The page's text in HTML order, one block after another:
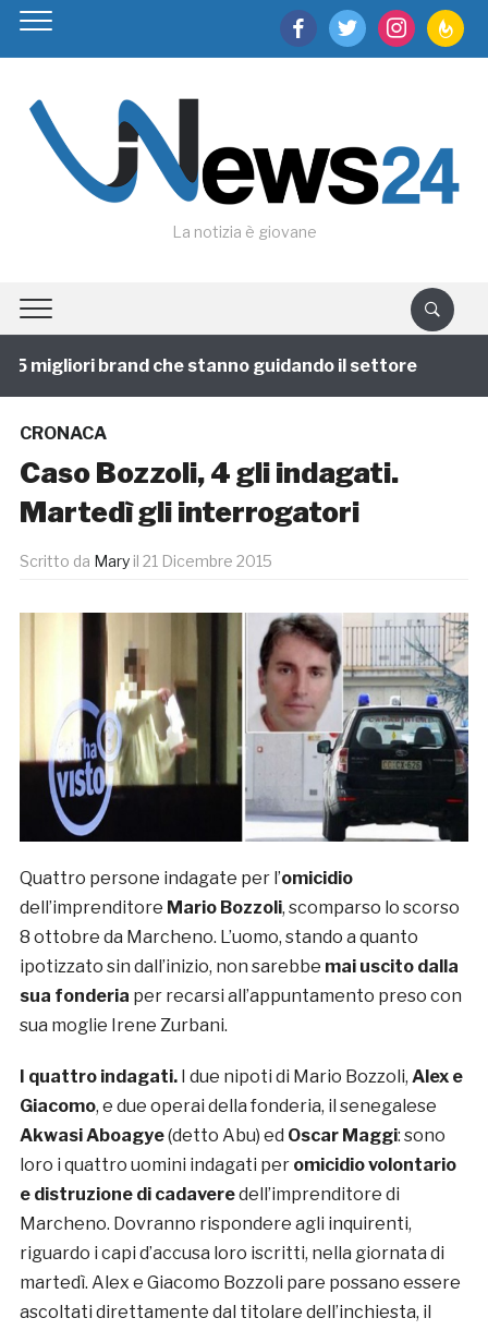
facebooktwitter instagram
La notizia è giovane
migliori brand che stanno guidando il settore
CRONACA
Caso Bozzoli, 4 gli indagati.
Martedì gli interrogatori
Scritto da Mary il 21 Dicembre 2015
Quattro persone indagate per l’omicidio
dell’imprenditore Mario Bozzoli, scomparso lo scorso
8 ottobre da Marcheno. L’uomo, stando a quanto
ipotizzato sin dall’inizio, non sarebbe mai uscito dalla
sua fonderia per recarsi all’appuntamento preso con
sua moglie Irene Zurbani.
I quattro indagati.I due nipoti di Mario Bozzoli, Alex e
Giacomo, e due operai della fonderia, il senegalese
Akwasi Aboagye(detto Abu) ed Oscar Maggi: sono
loro i quattro uomini indagati per omicidio volontario
e distruzione di cadaveredell’imprenditore di
Marcheno. Dovranno rispondere agli inquirenti,
riguardo i capi d’accusa loro iscritti, nella giornata di
martedì. Alex e Giacomo Bozzoli pare possano essere
ascoltati direttamente dal titolare dell’inchiesta, il